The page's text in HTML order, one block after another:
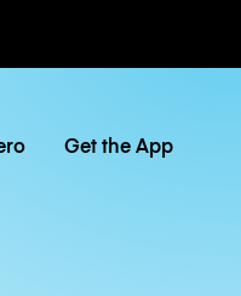
Get the App